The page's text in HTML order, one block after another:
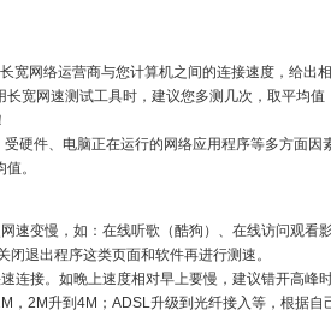
宽网络运营商与您计算机之间的连接速度，给出
宽网速测试工具时，建议您多测几次，取平均值
硬件、电脑正在运行的网络应用程序等多方面因
。
速变慢，如：在线听歌（酷狗）、在线访问观看
退出程序这类页面和软件再进行测速。
连接。如晚上速度相对早上要慢，建议错开高峰时
，2M升到4M；ADSL升级到光纤接入等，根据自